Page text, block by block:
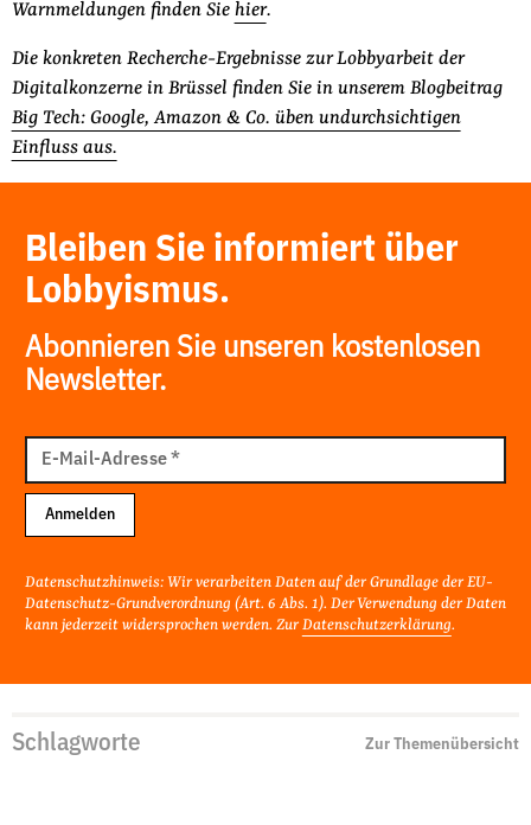
Warnmeldungen finden Sie hier.
Die konkreten Recherche-Ergebnisse zur Lobbyarbeit der
Digitalkonzerne in Brüssel finden Sie in unserem Blogbeitrag
Big Tech: Google, Amazon & Co. üben undurchsichtigen
Einfluss aus.
Bleiben Sie informiert über
Lobbyismus.
Abonnieren Sie unseren kostenlosen
Newsletter.
Mail
Adresse
E-Mail-Adresse*
Anmelden
Datenschutzhinweis: Wir verarbeiten Daten auf der Grundlage der EU-
Datenschutz-Grundverordnung (Art. 6 Abs. 1). Der Verwendung der Daten
kann jederzeit widersprochen werden. Zur Datenschutzerklärung.
Schlagworte Zur Themenübersicht